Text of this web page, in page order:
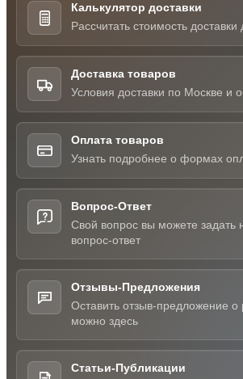
Калькулятор доставки
Рассчитать стоимость
Доставка товаров
Условия доставки по Москве и
Оплата товаров
Узнать подробнее о формах
Вопрос-Ответ
Свой вопрос вы можете задать
вопрос-ответ
Отзывы-Предложения
Оставить отзыв-предложение о
можно здесь
Статьи-Публикации